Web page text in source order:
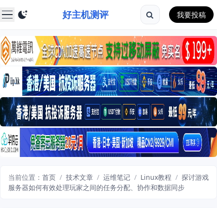
好主机测评 我要投稿
当前位置： 首页 / 技术文章 / 运维笔记 / Linux教程 / 探讨游戏
服务器如何有效处理玩家之间的任务分配、协作和数据同步